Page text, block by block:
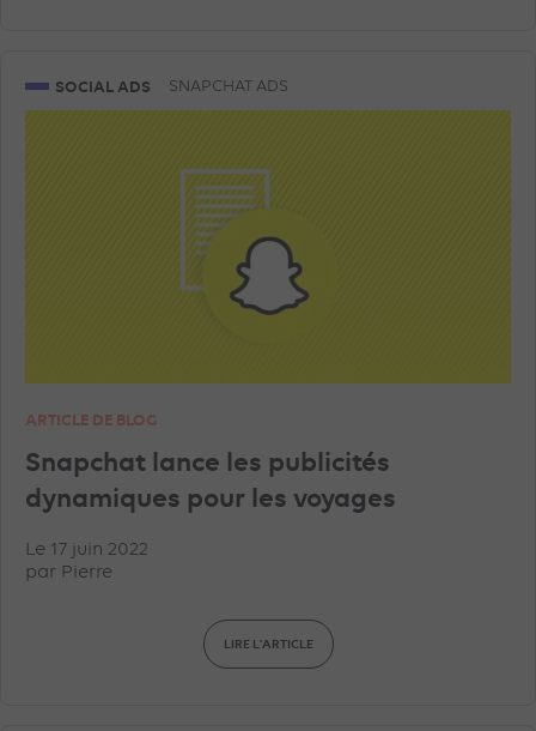
SOCIAL ADS SNAPCHAT ADS
ARTICLE DE BLOG
Snapchat lance les publicités
dynamiques pour les voyages
Le 17 juin 2022
par Pierre
LIRE L'ARTICLE